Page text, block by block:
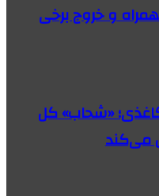
و خروج برخی
«شحاب» کل
می‌کند